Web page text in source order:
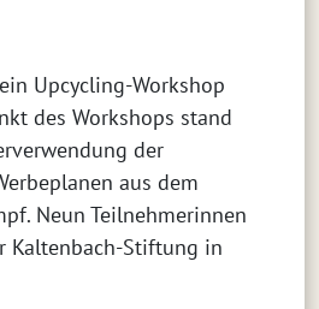
Upcycling-Workshop
des Workshops stand
der
aus dem
Neun Teilnehmerinnen
Kaltenbach-Stiftung in